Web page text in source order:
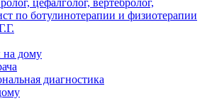
цефалголог, вертебролог,
по ботулинотерапии и физиотерапии
дому
диагностика